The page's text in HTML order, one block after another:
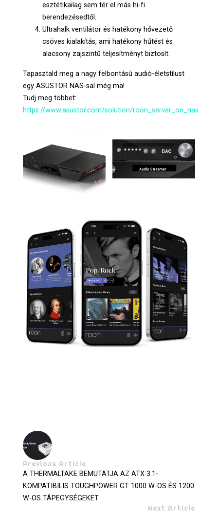
esztétikailag sem tér el más hi-fi
berendezésedtől.
Ultrahalk ventilátor és hatékony hővezető
csöves kialakítás, ami hatékony hűtést és
alacsony zajszintű teljesítményt biztosít.
Tapasztald meg a nagy felbontású audió-életstílust
egy ASUSTOR NAS-sal még ma!
Tudj meg többet:
https://www.asustor.com/solution/roon_server_on_nas
Previous Article
A THERMALTAKE BEMUTATJA AZ ATX 3.1-
KOMPATIBILIS TOUGHPOWER GT 1000 W-OS ÉS 1200
W-OS TÁPEGYSÉGEKET
Next Article